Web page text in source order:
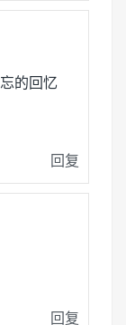
的回忆
回复
回复